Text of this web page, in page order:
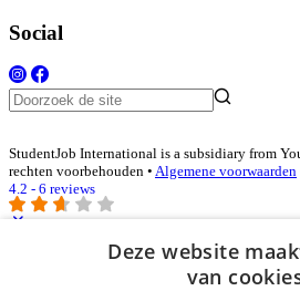
Social
StudentJob International is a subsidiary from
rechten voorbehouden • Algemene voorwaarden
4.2 - 6 reviews
Inloggen als bedrijf
Deze website
van